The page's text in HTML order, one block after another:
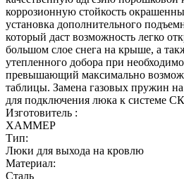
коррозионную стойкость
установка дополнительного
который даст возможность легко
большом слое снега на крыше, а
утепленного добора при
превышающий максимально
таблицы. Замена газовых пружин
для подключения люка к системе
Изготовитель :
ХАММЕР
Тип:
Люки для выхода на кровлю
Материал:
Сталь